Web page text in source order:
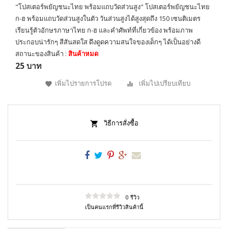
"โปสเตอร์พยัญชนะไทย พร้อมแถบวัดส่วนสูง" โปสเตอร์พยัญชนะไทย
ก-ฮ พร้อมแถบวัดส่วนสูงในตัว วันส่วนสูงได้สูงสุดถึง 150 เซนติเมตร
เรียนรู้ตัวอักษรภาษาไทย ก-ฮ และคำศัพท์ที่เกี่ยวข้อง พร้อมภาพ
ประกอบน่ารักๆ สีสันสดใส ดึงดูดความสนใจของเด็กๆ ได้เป็นอย่างดี
สถานะของสินค้า : สินค้าหมด
25 บาท
เพิ่มไปรายการโปรด เพิ่มไปเปรียบเทียบ
วิธีการสั่งซื้อ
0 รีวิว
เป็นคนแรกที่รีวิวสินค้านี้